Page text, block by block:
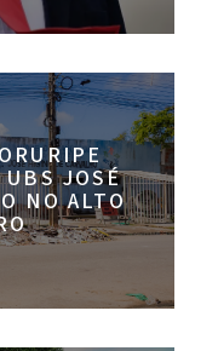
JOSÉ
NO ALTO